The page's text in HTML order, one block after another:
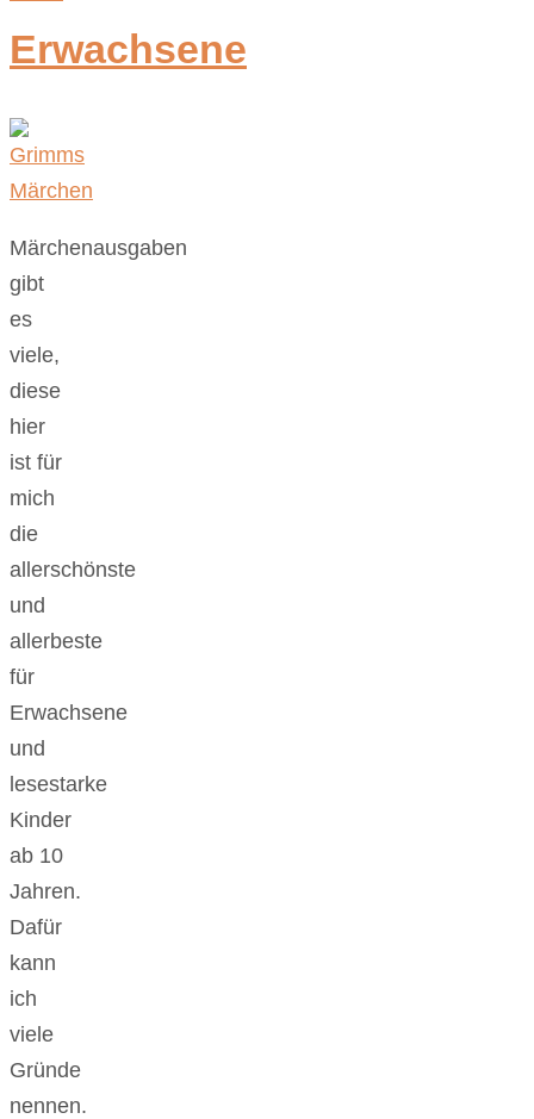
Erwachsene
Märchenausgaben
gibt
es
viele,
diese
hier
ist für
mich
die
allerschönste
und
allerbeste
für
Erwachsene
und
lesestarke
Kinder
ab 10
Jahren.
Dafür
kann
ich
viele
Gründe
nennen.